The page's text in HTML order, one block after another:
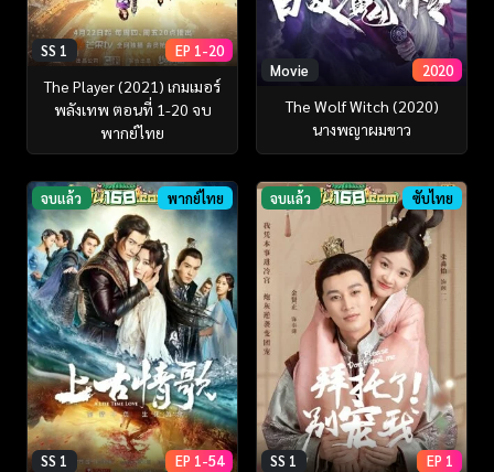
SS 1 EP 1-20
The Player (2021) เกมเมอร์
พลังเทพ ตอนที่ 1-20 จบ
พากย์ไทย
Movie 2020
The Wolf Witch (2020)
นางพญาผมขาว
จบแล้ว พากย์ไทย
SS 1 EP 1-54
จบแล้ว ซับไทย
SS 1 EP 1